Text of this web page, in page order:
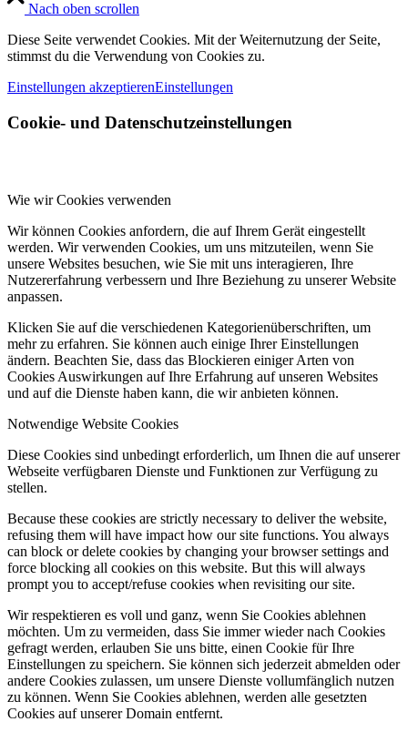
Nach oben scrollen
Diese Seite verwendet Cookies. Mit der Weiternutzung der Seite,
stimmst du die Verwendung von Cookies zu.
Einstellungen akzeptierenEinstellungen
Cookie- und Datenschutzeinstellungen
Wie wir Cookies verwenden
Wir können Cookies anfordern, die auf Ihrem Gerät eingestellt
werden. Wir verwenden Cookies, um uns mitzuteilen, wenn Sie
unsere Websites besuchen, wie Sie mit uns interagieren, Ihre
Nutzererfahrung verbessern und Ihre Beziehung zu unserer Website
anpassen.
Klicken Sie auf die verschiedenen Kategorienüberschriften, um
mehr zu erfahren. Sie können auch einige Ihrer Einstellungen
ändern. Beachten Sie, dass das Blockieren einiger Arten von
Cookies Auswirkungen auf Ihre Erfahrung auf unseren Websites
und auf die Dienste haben kann, die wir anbieten können.
Notwendige Website Cookies
Diese Cookies sind unbedingt erforderlich, um Ihnen die auf unserer
Webseite verfügbaren Dienste und Funktionen zur Verfügung zu
stellen.
Because these cookies are strictly necessary to deliver the website,
refusing them will have impact how our site functions. You always
can block or delete cookies by changing your browser settings and
force blocking all cookies on this website. But this will always
prompt you to accept/refuse cookies when revisiting our site.
Wir respektieren es voll und ganz, wenn Sie Cookies ablehnen
möchten. Um zu vermeiden, dass Sie immer wieder nach Cookies
gefragt werden, erlauben Sie uns bitte, einen Cookie für Ihre
Einstellungen zu speichern. Sie können sich jederzeit abmelden oder
andere Cookies zulassen, um unsere Dienste vollumfänglich nutzen
zu können. Wenn Sie Cookies ablehnen, werden alle gesetzten
Cookies auf unserer Domain entfernt.